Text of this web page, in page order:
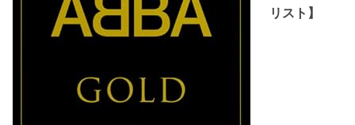
リスト】